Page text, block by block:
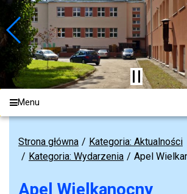
Menu
Strona główna
Kategoria: Aktualności
Kategoria: Wydarzenia
Apel
Apel Wielkanocny